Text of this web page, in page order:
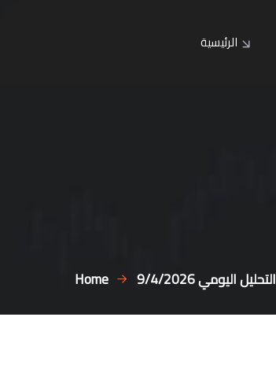
الرئيسية
Home التحليل اليومي 9/4/2026